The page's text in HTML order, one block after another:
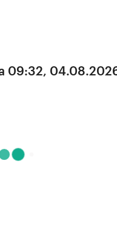
09:32,